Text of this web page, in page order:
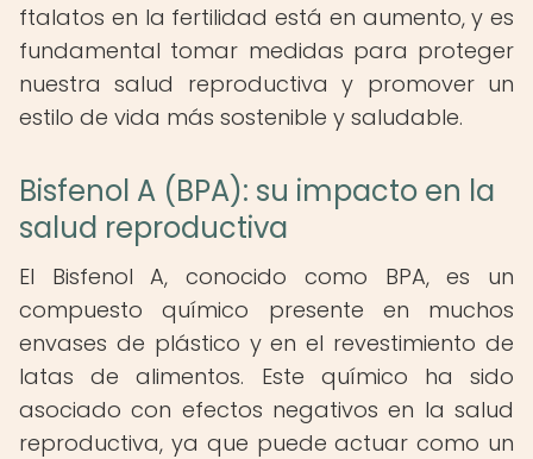
ftalatos en la fertilidad está en aumento, y es
fundamental tomar medidas para proteger
nuestra salud reproductiva y promover un
estilo de vida más sostenible y saludable.
Bisfenol A (BPA): su impacto en la
salud reproductiva
El Bisfenol A, conocido como BPA, es un
compuesto químico presente en muchos
envases de plástico y en el revestimiento de
latas de alimentos. Este químico ha sido
asociado con efectos negativos en la salud
reproductiva, ya que puede actuar como un